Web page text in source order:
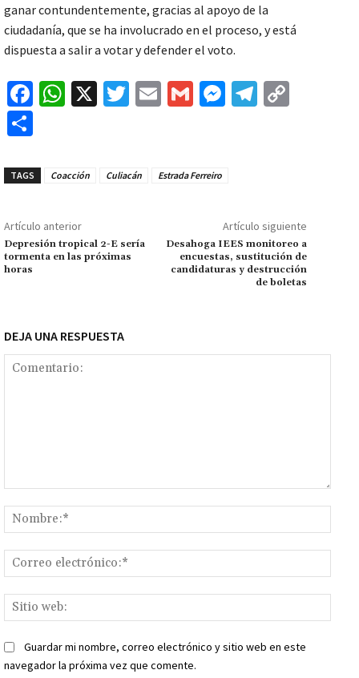
ganar contundentemente, gracias al apoyo de la
ciudadanía, que se ha involucrado en el proceso, y está
dispuesta a salir a votar y defender el voto.
Fa
o
k
W
sA
p
X
T
er
E
l
G
l
M
r
Te
n
k
m
ar
tir
TAGS Coacción Culiacán Estrada Ferreiro
Artículo anterior
Depresión tropical 2-E sería
tormenta en las próximas
horas
Artículo siguiente
Desahoga IEES monitoreo a
encuestas, sustitución de
candidaturas y destrucción
de boletas
DEJA UNA RESPUESTA
web:
Guardar mi nombre, correo electrónico y sitio web en este
navegador la próxima vez que comente.